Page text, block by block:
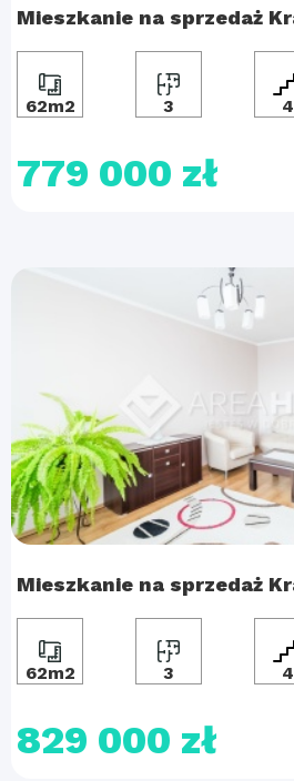
Mieszkanie na sprzedaż
62m2 3 4
779 000 zł
Mieszkanie na sprzedaż
62m2 3 4
829 000 zł